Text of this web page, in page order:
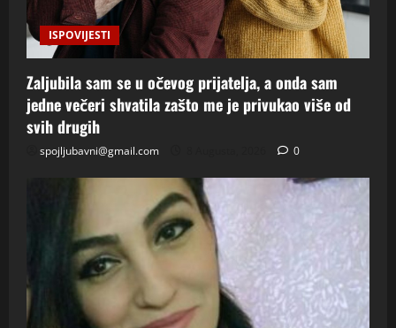
ISPOVIJESTI
Zaljubila sam se u očevog prijatelja, a onda sam
jedne večeri shvatila zašto me je privukao više od
svih drugih
spojljubavni@gmail.com 0